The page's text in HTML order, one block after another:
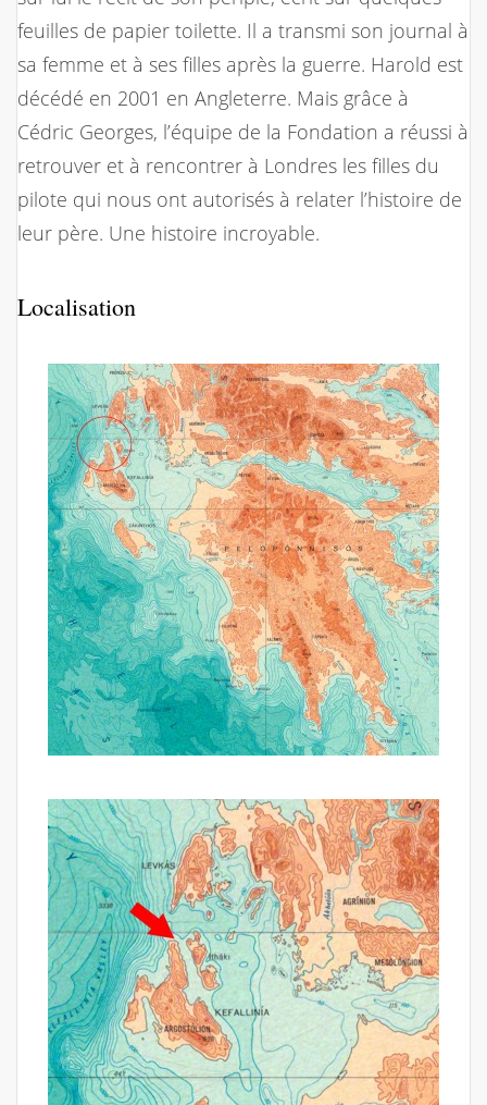
feuilles de papier toilette. Il a transmi son journal à
sa femme et à ses filles après la guerre. Harold est
décédé en 2001 en Angleterre. Mais grâce à
Cédric Georges, l’équipe de la Fondation a réussi à
retrouver et à rencontrer à Londres les filles du
pilote qui nous ont autorisés à relater l’histoire de
leur père. Une histoire incroyable.
Localisation